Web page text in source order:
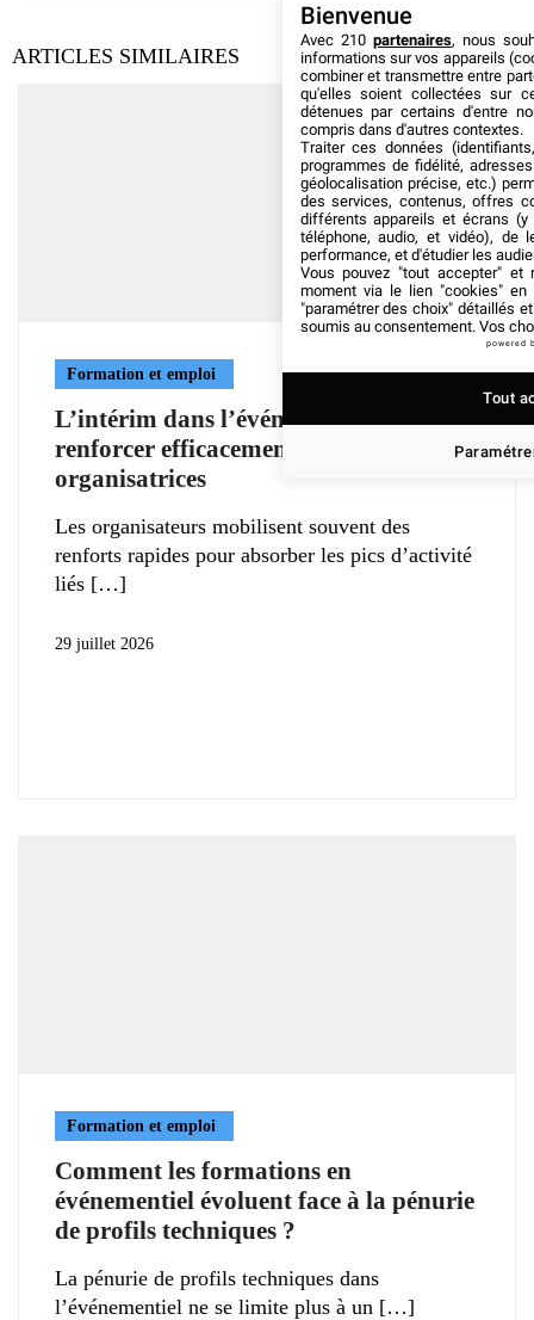
ARTICLES SIMILAIRES
Formation et emploi
L’intérim dans l’événementiel :
renforcer efficacement les équipes
organisatrices
Les organisateurs mobilisent souvent des
renforts rapides pour absorber les pics d’activité
liés
29 juillet 2026
Formation et emploi
Comment les formations en
événementiel évoluent face à la pénurie
de profils techniques ?
La pénurie de profils techniques dans
l’événementiel ne se limite plus à un
Bienvenue
Avec 210 partenaires, nous
informations sur vos appareils
combiner et transmettre entre
qu'elles soient collectées sur
détenues par certains d'entre
compris dans d'autres contextes.
Traiter ces données
programmes de fidélité,
géolocalisation précise, etc.)
des services, contenus, offres
différents appareils et écrans (y
téléphone, audio, et vidéo), de
performance, et d'étudier les
Vous pouvez "tout accepter" et
moment via le lien "cookies" en
"paramétrer des choix" détaillés
soumis au consentement. Vos
powered
Tout